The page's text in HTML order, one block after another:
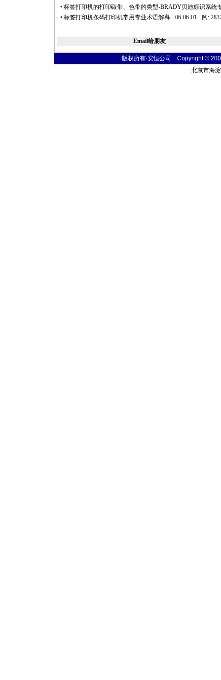
• 标签打印机的打印碳带、色带的类型-BRADY贝迪标识系统
• 标签打印机条码打印机常用专业术语解释 - 06-06-01 - 阅:
Email给朋友
版权所有·安恒公司 Copyright ©
北京市海